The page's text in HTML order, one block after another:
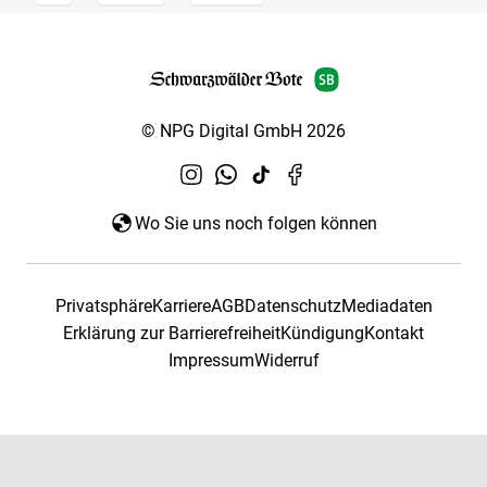
© NPG Digital GmbH 2026
Wo Sie uns noch folgen können
PrivatsphäreKarriereAGBDatenschutzMediadaten
Erklärung zur BarrierefreiheitKündigungKontakt
ImpressumWiderruf